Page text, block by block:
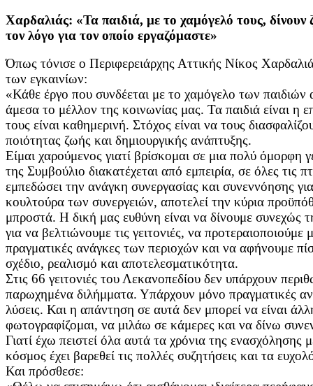
Χαρδαλιάς: «Τα παιδιά, με το χαμόγελό τους, δίνουν
τον λόγο για τον οποίο εργαζόμαστε»
Όπως τόνισε ο Περιφερειάρχης Αττικής Νίκος
των εγκαινίων:
«Κάθε έργο που συνδέεται με το χαμόγελο των
άμεσα το μέλλον της κοινωνίας μας. Τα παιδιά είναι η
τους είναι καθημερινή. Στόχος είναι να τους
ποιότητας ζωής και δημιουργικής ανάπτυξης.
Είμαι χαρούμενος γιατί βρίσκομαι σε μια πολύ όμορφη
της Συμβούλιο διακατέχεται από εμπειρία, σε όλες τις
εμπεδώσει την ανάγκη συνεργασίας και συνεννόησης
κουλτούρα των συνεργειών, αποτελεί την κύρια
μπροστά. Η δική μας ευθύνη είναι να δίνουμε
για να βελτιώνουμε τις γειτονιές, να
πραγματικές ανάγκες των περιοχών και να αφήνουμε
σχέδιο, ρεαλισμό και αποτελεσματικότητα.
Στις 66 γειτονιές του Λεκανοπεδίου δεν υπάρχουν
παρωχημένα διλήμματα. Υπάρχουν μόνο πραγματικές
λύσεις. Και η απάντηση σε αυτά δεν μπορεί να είναι
φωτογραφίζομαι, να μιλάω σε κάμερες και να δίνω
Γιατί έχω πειστεί όλα αυτά τα χρόνια της ενασχόλησης
κόσμος έχει βαρεθεί τις πολλές συζητήσεις και τα
Και πρόσθεσε: